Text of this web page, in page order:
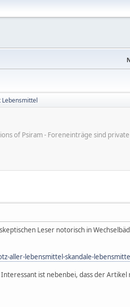
Lebensmittel
of Psiram - Foreneinträge sind
Leser notorisch in
aller-lebensmittel-skandale-
Interessant ist nebenbei, dass der